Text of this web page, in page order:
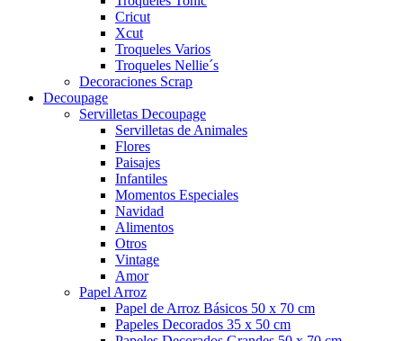
Cricut
Xcut
Troqueles Varios
Troqueles Nellie´s
Decoraciones Scrap
Decoupage
Servilletas Decoupage
Servilletas de Animales
Flores
Paisajes
Infantiles
Momentos Especiales
Navidad
Alimentos
Otros
Vintage
Amor
Papel Arroz
Papel de Arroz Básicos 50 x 70 cm
Papeles Decorados 35 x 50 cm